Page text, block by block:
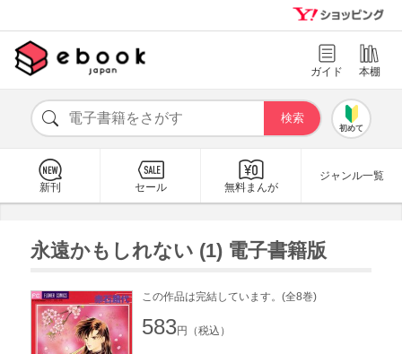
ガイド 本棚
初めて
新刊 セール 無料まんが
ジャンル一覧
永遠かもしれない (1) 電子書籍版
この作品は完結しています。(全8巻)
583円（税込）